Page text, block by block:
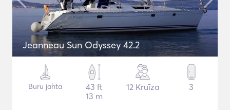
Jeanneau Sun Odyssey 42.2
Buru jahta
43 ft
13 m
12 Kruīza 3